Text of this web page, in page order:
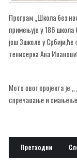
Програм „Школа без
примењује у 186 школа
још 3школе у
тенисерка Ана
Мото овог пројекта је
спречавање и
Претходни чланак:
Претходни